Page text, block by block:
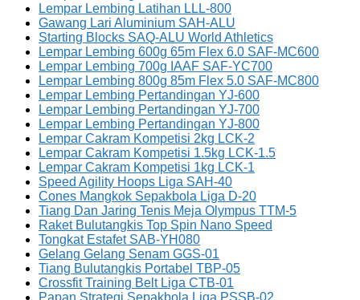
Lempar Lembing Latihan LLL-800
Gawang Lari Aluminium SAH-ALU
Starting Blocks SAQ-ALU World Athletics
Lempar Lembing 600g 65m Flex 6.0 SAF-MC600
Lempar Lembing 700g IAAF SAF-YC700
Lempar Lembing 800g 85m Flex 5.0 SAF-MC800
Lempar Lembing Pertandingan YJ-600
Lempar Lembing Pertandingan YJ-700
Lempar Lembing Pertandingan YJ-800
Lempar Cakram Kompetisi 2kg LCK-2
Lempar Cakram Kompetisi 1.5kg LCK-1.5
Lempar Cakram Kompetisi 1kg LCK-1
Speed Agility Hoops Liga SAH-40
Cones Mangkok Sepakbola Liga D-20
Tiang Dan Jaring Tenis Meja Olympus TTM-5
Raket Bulutangkis Top Spin Nano Speed
Tongkat Estafet SAB-YH080
Gelang Gelang Senam GGS-01
Tiang Bulutangkis Portabel TBP-05
Crossfit Training Belt Liga CTB-01
Papan Strategi Sepakbola Liga PSSB-02